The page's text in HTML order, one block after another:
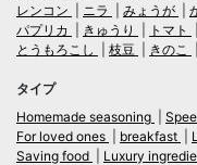
レンコン
ニラ みょうが
パプリカ
きゅうり トマト
とうもろこし
枝豆 きのこ
タイプ
Homemade seasoning
For loved ones
breakfast
Saving food
Luxury